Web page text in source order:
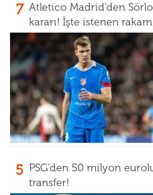
7 Atletico Madrid'den
kararı! İşte istenen rakam
5 PSG'den 50 milyon
transfer!